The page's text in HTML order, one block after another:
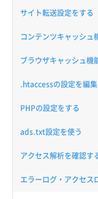
サイト転送設定をする
コンテンツキャッシュ
ブラウザキャッシュ機
.htaccessの設定を編
PHPの設定をする
ads.txt設定を使う
アクセス解析を確認す
エラーログ・アクセス